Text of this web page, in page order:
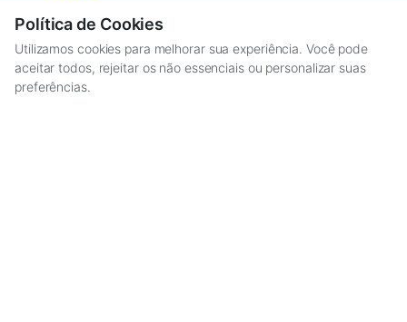
Política de Cookies
Utilizamos cookies para melhorar sua experiência. Você pode
aceitar todos, rejeitar os não essenciais ou personalizar suas
preferências.
Parcerias
Planejamento e Desenvolvimento Urbano
Recursos Humanos
Relações Institucionais e Metropolitanas